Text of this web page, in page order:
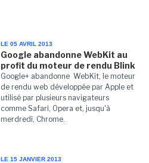
LE 05 AVRIL 2013
Google abandonne WebKit au
profit du moteur de rendu Blink
Google+ abandonne WebKit, le moteur
de rendu web développée par Apple et
utilisé par plusieurs navigateurs
comme Safari, Opera et, jusqu'à
merdredi, Chrome.
LE 15 JANVIER 2013